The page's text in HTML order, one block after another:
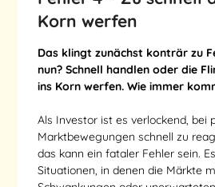
Korn werfen
Das klingt zunächst konträr zu
nun? Schnell handlen oder die
ins Korn werfen. Wie immer
Als Investor ist es verlockend, bei
Marktbewegungen schnell zu
das kann ein fataler Fehler sein.
Situationen, in denen die Märkte